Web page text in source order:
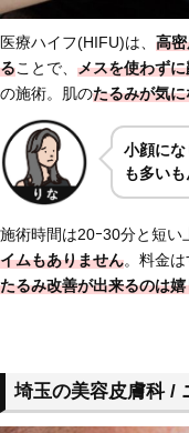
医療ハイフ(HIFU)は、 高
ることで、 メスを使わず
の施術。肌のたるみが気
小顔に
も多いも
施術時間は20ｰ30分と短い
イムもありません。料金
たるみ改善が出来るのは嬉
埼玉の美容皮膚科 /